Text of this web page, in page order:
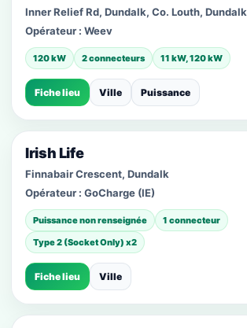
Inner Relief Rd, Dundalk, Co. Louth, Dundalk
Opérateur : Weev
120 kW 2 connecteurs 11 kW, 120 kW
Fiche lieu Ville Puissance
Irish Life
Finnabair Crescent, Dundalk
Opérateur : GoCharge (IE)
Puissance non renseignée
1 connecteur
Type 2 (Socket Only) x2
Fiche lieu Ville